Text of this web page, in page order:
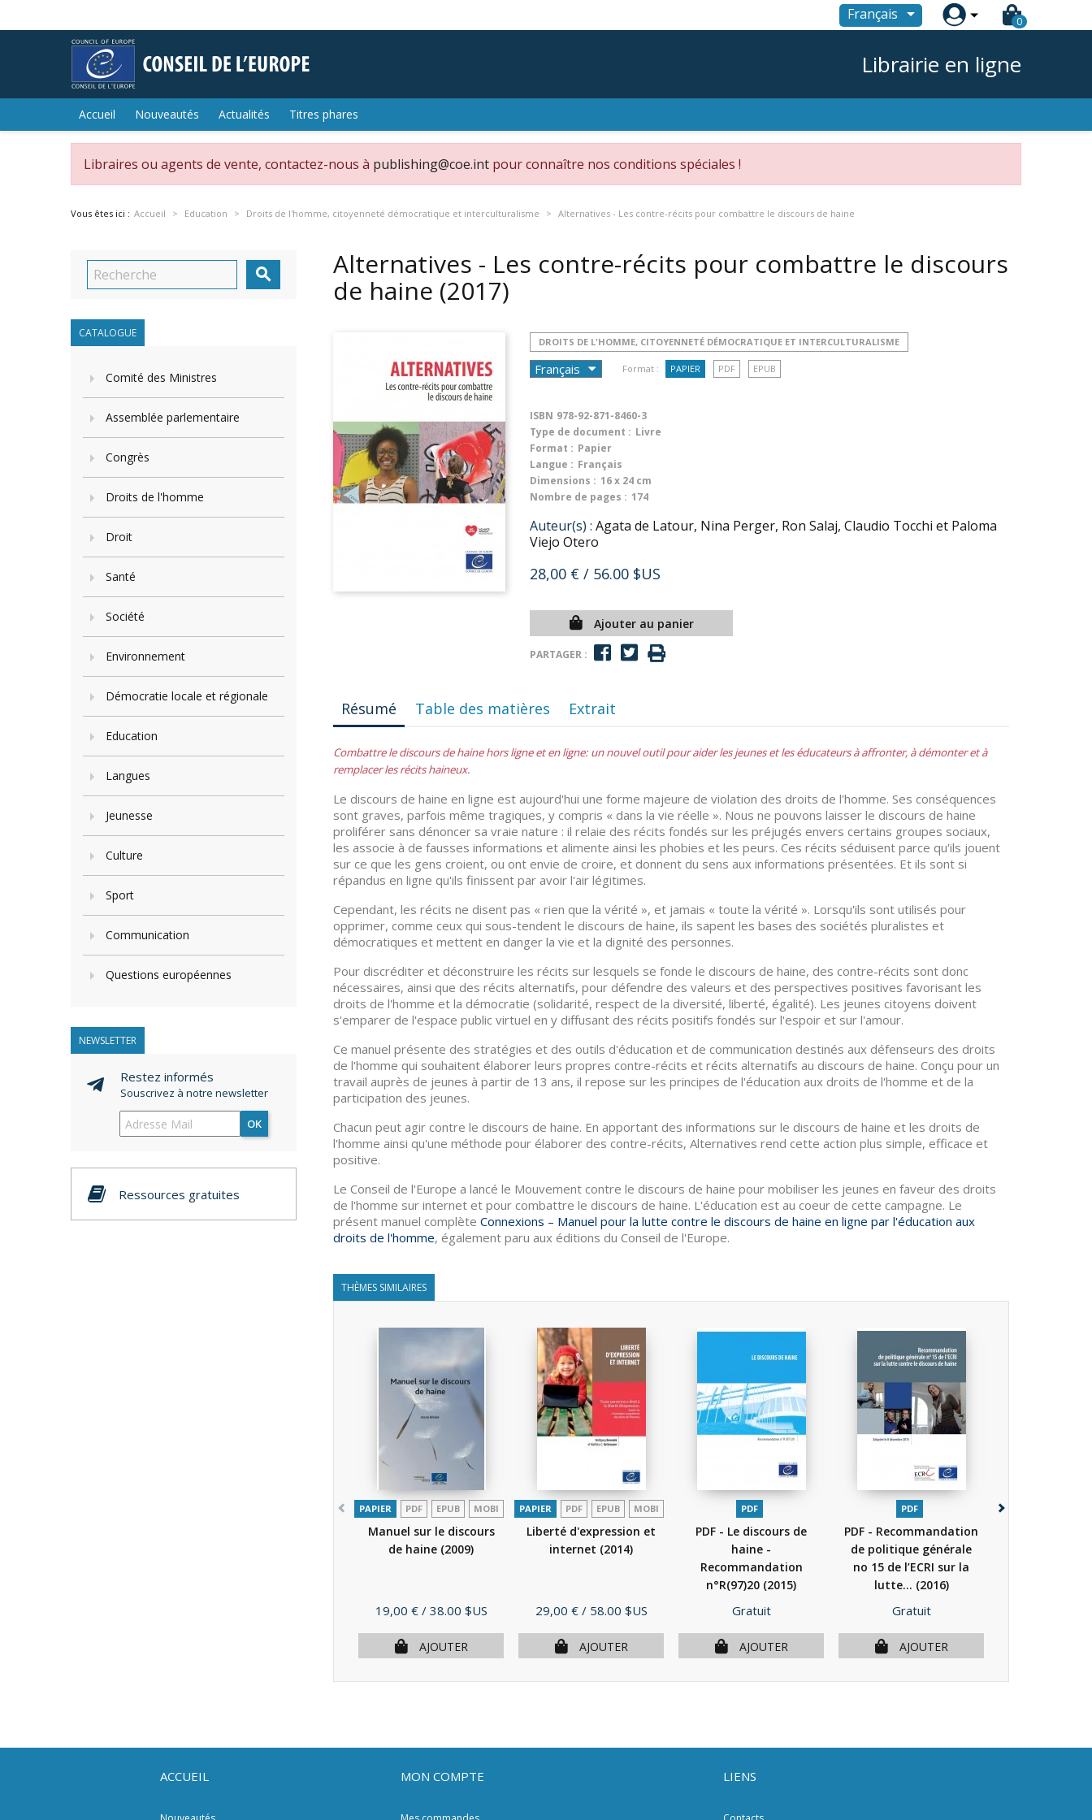
Français  0
Librairie en ligne
Accueil Nouveautés Actualités Titres phares
Libraires ou agents de vente, contactez-nous à publishing@coe.int pour connaître nos conditions spéciales !
Vous êtes ici : Accueil Education Droits de l'homme, citoyenneté démocratique et interculturalisme Alternatives - Les contre-récits pour combattre le discours de haine

CATALOGUE
Comité des Ministres
Assemblée parlementaire
Congrès
Droits de l'homme
Droit
Santé
Société
Environnement
Démocratie locale et régionale
Education
Langues
Jeunesse
Culture
Sport
Communication
Questions européennes
NEWSLETTER
Restez informés
Souscrivez à notre newsletter
OK
Ressources gratuites
Alternatives - Les contre-récits pour combattre le discours
de haine (2017)
DROITS DE L'HOMME, CITOYENNETÉ DÉMOCRATIQUE ET INTERCULTURALISME
Format : PAPIER PDF EPUB
ISBN 978-92-871-8460-3
Type de document : Livre
Format : Papier
Langue : Français
Dimensions : 16 x 24 cm
Nombre de pages : 174
Auteur(s) : Agata de Latour, Nina Perger, Ron Salaj, Claudio Tocchi et Paloma
Viejo Otero
28,00 € / 56.00 $US
Ajouter au panier
PARTAGER :
Résumé Table des matières Extrait
Combattre le discours de haine hors ligne et en ligne: un nouvel outil pour aider les jeunes et les éducateurs à affronter, à démonter et à
remplacer les récits haineux.
Le discours de haine en ligne est aujourd'hui une forme majeure de violation des droits de l'homme. Ses conséquences
sont graves, parfois même tragiques, y compris « dans la vie réelle ». Nous ne pouvons laisser le discours de haine
proliférer sans dénoncer sa vraie nature : il relaie des récits fondés sur les préjugés envers certains groupes sociaux,
les associe à de fausses informations et alimente ainsi les phobies et les peurs. Ces récits séduisent parce qu'ils jouent
sur ce que les gens croient, ou ont envie de croire, et donnent du sens aux informations présentées. Et ils sont si
répandus en ligne qu'ils finissent par avoir l'air légitimes.
Cependant, les récits ne disent pas « rien que la vérité », et jamais « toute la vérité ». Lorsqu'ils sont utilisés pour
opprimer, comme ceux qui sous-tendent le discours de haine, ils sapent les bases des sociétés pluralistes et
démocratiques et mettent en danger la vie et la dignité des personnes.
Pour discréditer et déconstruire les récits sur lesquels se fonde le discours de haine, des contre-récits sont donc
nécessaires, ainsi que des récits alternatifs, pour défendre des valeurs et des perspectives positives favorisant les
droits de l'homme et la démocratie (solidarité, respect de la diversité, liberté, égalité). Les jeunes citoyens doivent
s'emparer de l'espace public virtuel en y diffusant des récits positifs fondés sur l'espoir et sur l'amour.
Ce manuel présente des stratégies et des outils d'éducation et de communication destinés aux défenseurs des droits
de l'homme qui souhaitent élaborer leurs propres contre-récits et récits alternatifs au discours de haine. Conçu pour un
travail auprès de jeunes à partir de 13 ans, il repose sur les principes de l'éducation aux droits de l'homme et de la
participation des jeunes.
Chacun peut agir contre le discours de haine. En apportant des informations sur le discours de haine et les droits de
l'homme ainsi qu'une méthode pour élaborer des contre-récits, Alternatives rend cette action plus simple, efficace et
positive.
Le Conseil de l'Europe a lancé le Mouvement contre le discours de haine pour mobiliser les jeunes en faveur des droits
de l'homme sur internet et pour combattre le discours de haine. L'éducation est au coeur de cette campagne. Le
présent manuel complète Connexions – Manuel pour la lutte contre le discours de haine en ligne par l'éducation aux
droits de l'homme, également paru aux éditions du Conseil de l'Europe.
THÈMES SIMILAIRES
PAPIER PDF EPUB MOBI
Manuel sur le discours
de haine (2009)
Prix
19,00 € / 38.00 $US
AJOUTER
PAPIER PDF EPUB MOBI
Liberté d'expression et
internet (2014)
Prix
29,00 € / 58.00 $US
AJOUTER
PDF
PDF - Le discours de
haine -
Recommandation
n°R(97)20 (2015)
Prix
Gratuit
AJOUTER
PDF
PDF - Recommandation
de politique générale
no 15 de l’ECRI sur la
lutte... (2016)
Prix
Gratuit
AJOUTER
ACCUEIL MON COMPTE LIENS